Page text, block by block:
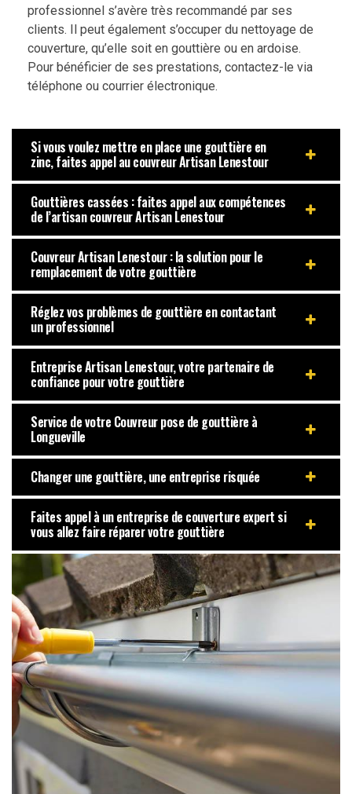
professionnel s’avère très recommandé par ses
clients. Il peut également s’occuper du nettoyage de
couverture, qu’elle soit en gouttière ou en ardoise.
Pour bénéficier de ses prestations, contactez-le via
téléphone ou courrier électronique.
Si vous voulez mettre en place une gouttière en
zinc, faites appel au couvreur Artisan Lenestour
Gouttières cassées : faites appel aux compétences
de l’artisan couvreur Artisan Lenestour
Couvreur Artisan Lenestour : la solution pour le
remplacement de votre gouttière
Réglez vos problèmes de gouttière en contactant
un professionnel
Entreprise Artisan Lenestour, votre partenaire de
confiance pour votre gouttière
Service de votre Couvreur pose de gouttière à
Longueville
Changer une gouttière, une entreprise risquée
Faites appel à un entreprise de couverture expert si
vous allez faire réparer votre gouttière